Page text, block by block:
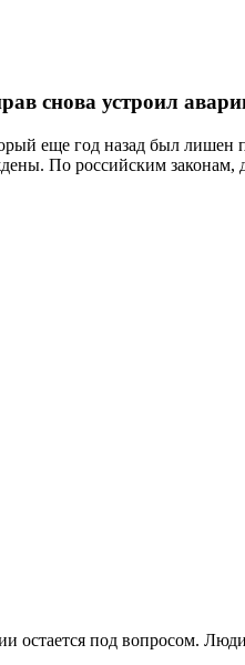
снова устроил
еще год назад был лишен
По российским
под вопросом.